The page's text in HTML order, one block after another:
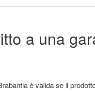
a una
è valida se il